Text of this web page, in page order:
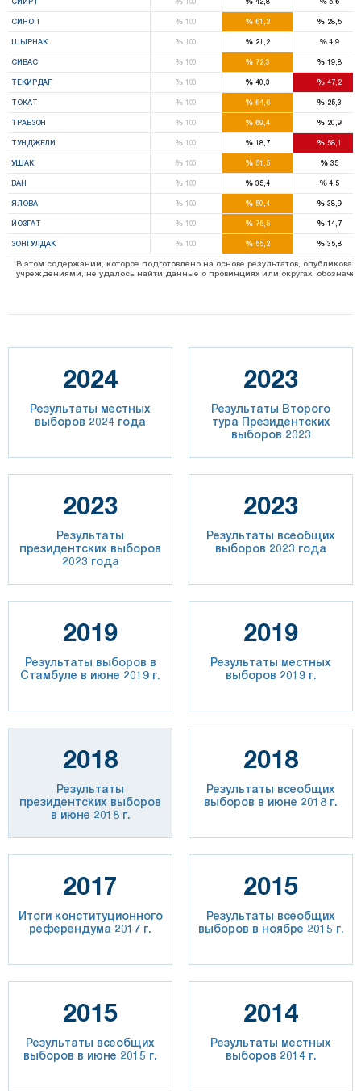
СИНОП %100 % 61,2 % 28,5
ШЫРНАК %100 % 21,2 %4,9
СИВАС %100 % 72,3 % 19,8
ТЕКИРДАГ %100 % 40,3 % 47,2
ТОКАТ %100 % 64,6 % 25,3
ТРАБЗОН %100 % 69,4 % 20,9
ТУНДЖЕЛИ %100 % 18,7 % 58,1
УШАК %100 % 51,5 %35
ВАН %100 % 35,4 %4,5
ЯЛОВА %100 % 50,4 % 38,9
ЙОЗГАТ %100 % 75,5 % 14,7
ЗОНГУЛДАК %100 % 55,2 % 35,8
В этом содержании, которое подготовлено на основе результатов,
учреждениями, не удалось найти данные о провинциях или округах,
2024
Результаты местных
выборов 2024 года
2023
Результаты Второго
тура Президентских
выборов 2023
2023
Результаты
президентских выборов
2023 года
2023
Результаты всеобщих
выборов 2023 года
2019
Результаты выборов в
Стамбуле в июне 2019 г.
2019
Результаты местных
выборов 2019 г.
2018
Результаты
президентских выборов
в июне 2018 г.
2018
Результаты всеобщих
выборов в июне 2018 г.
2017
Итоги конституционного
референдума 2017 г.
2015
Результаты всеобщих
выборов в ноябре 2015 г.
2015
Результаты всеобщих
выборов в июне 2015 г.
2014
Результаты местных
выборов 2014 г.